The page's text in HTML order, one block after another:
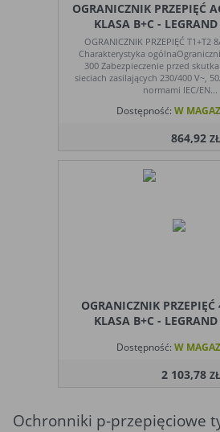
OGRANICZNIK PRZEPIĘĆ
KLASA B+C -
OGRANICZNIK PRZEPIĘĆ T1+T2
Charakterystyka
300 Zabezpieczenie przed
sieciach zasilających 230/400 V~,
normami IEC/EN...
Dostępność: W
864,92ZŁ
OGRANICZNIK
KLASA B+C -
Dostępność: W
2 103,78ZŁ
Ochronniki p-przepięciowe